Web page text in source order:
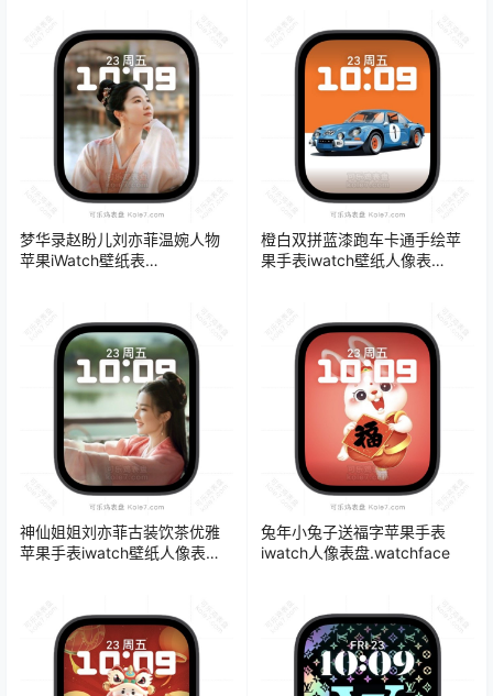
梦华录赵盼儿刘亦菲温婉人物
苹果iWatch壁纸表
橙白双拼蓝漆跑车卡通手绘苹
果手表iwatch壁纸人像表
神仙姐姐刘亦菲古装饮茶优雅
苹果手表iwatch壁纸人像表
兔年小兔子送福字苹果手表
iwatch人像表盘.watchface